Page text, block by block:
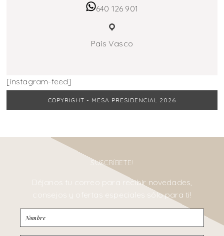
640 126 901
País Vasco
[instagram-feed]
COPYRIGHT - MESA PRESIDENCIAL 2026
SUSCRÍBETE!
Déjanos tu correo para recibir novedades,
consejos y ofertas especiales sólo para ti!